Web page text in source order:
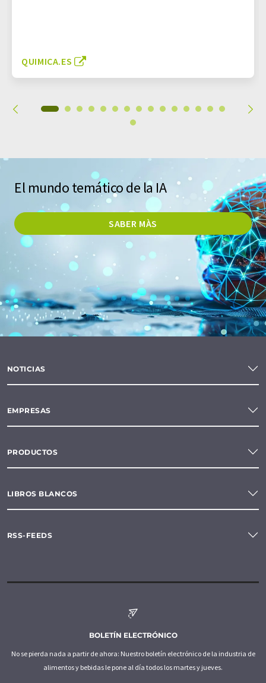
QUIMICA.ES
El mundo temático de la IA
SABER MÀS
NOTICIAS
EMPRESAS
PRODUCTOS
LIBROS BLANCOS
RSS-FEEDS
BOLETÍN ELECTRÓNICO
No se pierda nada a partir de ahora: Nuestro boletín electrónico de la industria de
alimentos y bebidas le pone al día todos los martes y jueves.